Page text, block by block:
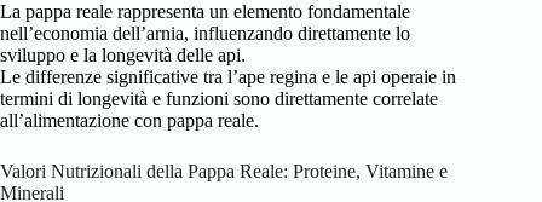
La pappa reale rappresenta un elemento fondamentale
nell’economia dell’arnia, influenzando direttamente lo
sviluppo e la longevità delle api.
Le differenze significative tra l’ape regina e le api operaie in
termini di longevità e funzioni sono direttamente correlate
all’alimentazione con pappa reale.
Valori Nutrizionali della Pappa Reale: Proteine, Vitamine e
Minerali